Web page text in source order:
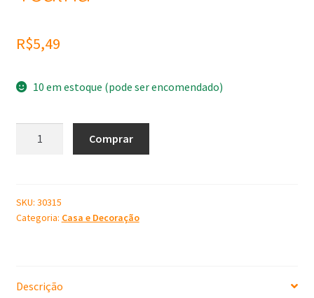
R$5,49
10 em estoque (pode ser encomendado)
Toalha
quantidade
Comprar
SKU: 30315
Categoria: Casa e Decoração
Descrição